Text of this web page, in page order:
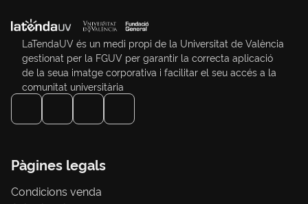
LaTendaUV és un medi propi de la Universitat de València
gestionat per la FGUV per garantir la correcta aplicació
de la seua imatge corporativa i facilitar el seu accés a la
comunitat universitària
Pàgines legals
Condicions venda